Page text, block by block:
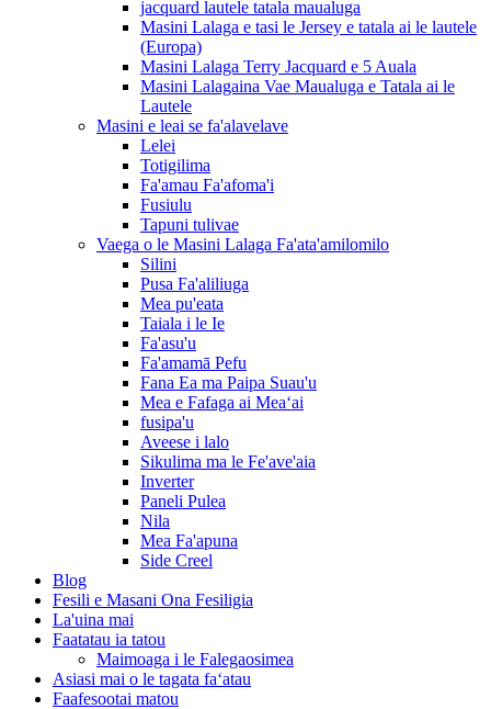
jacquard lautele tatala maualuga
Masini Lalaga e tasi le Jersey e tatala ai le lautele
(Europa)
Masini Lalaga Terry Jacquard e 5 Auala
Masini Lalagaina Vae Maualuga e Tatala ai le
Lautele
Masini e leai se fa'alavelave
Lelei
Totigilima
Fa'amau Fa'afoma'i
Fusiulu
Tapuni tulivae
Vaega o le Masini Lalaga Fa'ata'amilomilo
Silini
Pusa Fa'aliliuga
Mea pu'eata
Taiala i le Ie
Fa'asu'u
Fa'amamā Pefu
Fana Ea ma Paipa Suau'u
Mea e Fafaga ai Meaʻai
fusipa'u
Aveese i lalo
Sikulima ma le Fe'ave'aia
Inverter
Paneli Pulea
Nila
Mea Fa'apuna
Side Creel
Blog
Fesili e Masani Ona Fesiligia
La'uina mai
Faatatau ia tatou
Maimoaga i le Falegaosimea
Asiasi mai o le tagata faʻatau
Faafesootai matou